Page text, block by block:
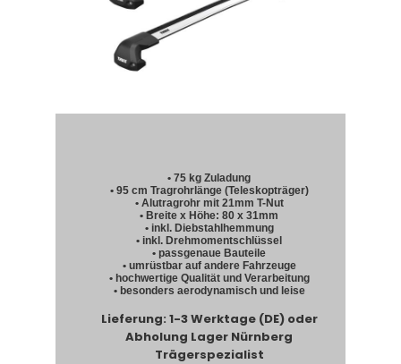
• 75 kg Zuladung
• 95 cm Tragrohrlänge (Teleskopträger)
• Alutragrohr mit 21mm T-Nut
• Breite x Höhe: 80 x 31mm
• inkl. Diebstahlhemmung
• inkl. Drehmomentschlüssel
• passgenaue Bauteile
• umrüstbar auf andere Fahrzeuge
• hochwertige Qualität und Verarbeitung
• besonders aerodynamisch und leise
Lieferung: 1-3 Werktage (DE) oder
Abholung Lager Nürnberg
Trägerspezialist